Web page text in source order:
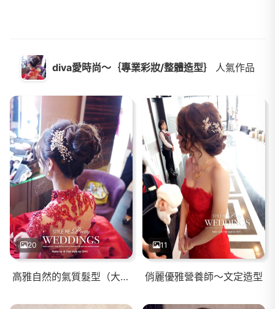
diva愛時尚～｛專業彩妝/整體造型｝ 人氣作品
20
高雅自然的氣質髮型（大直典華）
11
俏麗優雅營養師～文定造型